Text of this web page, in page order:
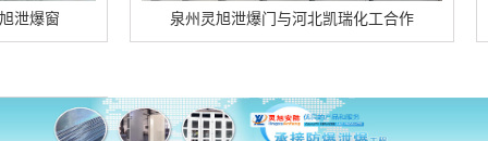
泉州灵旭泄爆门与河北凯瑞化工合作